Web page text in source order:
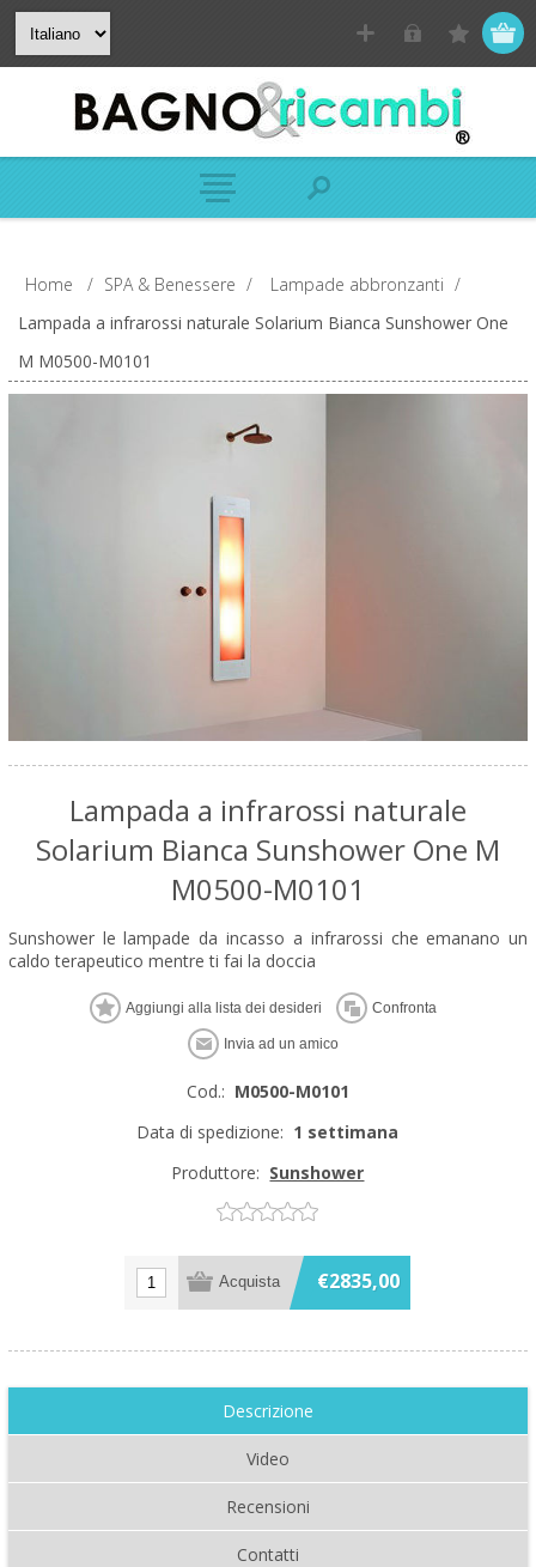
Home / SPA & Benessere / Lampade abbronzanti /
Lampada a infrarossi naturale Solarium Bianca Sunshower One
M M0500-M0101
Lampada a infrarossi naturale
Solarium Bianca Sunshower One M
M0500-M0101
Sunshower le lampade da incasso a infrarossi che emanano un
caldo terapeutico mentre ti fai la doccia
Cod.: M0500-M0101
Data di spedizione: 1 settimana
Produttore: Sunshower
€2835,00
Descrizione
Video
Recensioni
Contatti